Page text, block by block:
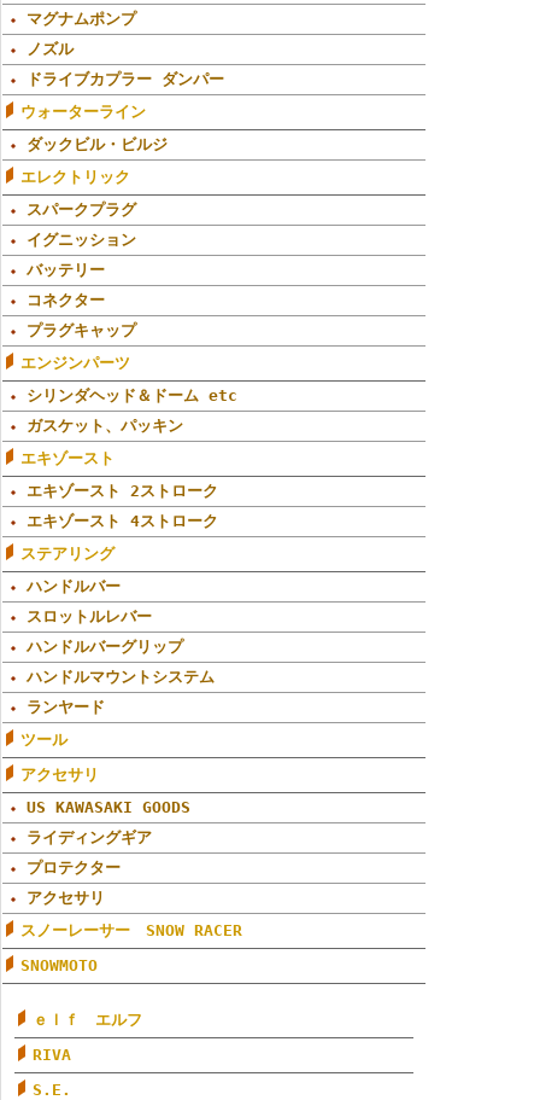
マグナムポンプ
ノズル
ドライブカプラー ダンパー
ウォーターライン
ダックビル・ビルジ
エレクトリック
スパークプラグ
イグニッション
バッテリー
コネクター
プラグキャップ
エンジンパーツ
シリンダヘッド＆ドーム etc
ガスケット、パッキン
エキゾースト
エキゾースト 2ストローク
エキゾースト 4ストローク
ステアリング
ハンドルバー
スロットルレバー
ハンドルバーグリップ
ハンドルマウントシステム
ランヤード
ツール
アクセサリ
US KAWASAKI GOODS
ライディングギア
プロテクター
アクセサリ
スノーレーサー SNOW RACER
SNOWMOTO
ｅｌｆ エルフ
RIVA
S.E.